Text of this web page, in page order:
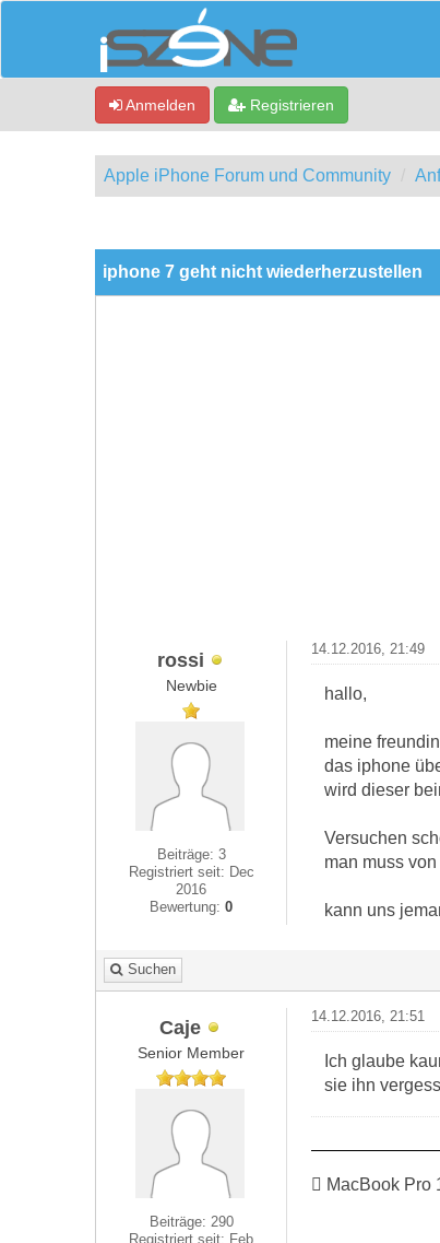
Anmelden Registrieren
Apple iPhone Forum und Community
iphone 7 geht nicht wiederherzustellen
rossi
Newbie
Beiträge: 3
Registriert seit: Dec
2016
Bewertung:0
14.12.2016, 21:49
hallo,
meine
das iphone
wird dieser
Versuchen
man muss
kann uns
Suchen
Caje
Senior Member
Beiträge: 290
Registriert seit: Feb
14.12.2016, 21:51
Ich glaube
sie ihn
 MacBook Pro